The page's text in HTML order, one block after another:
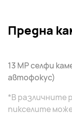
Предна
13 MP селфи
автофокус)
*В различните
пикселите